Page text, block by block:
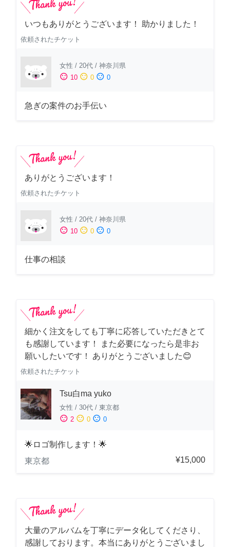
いつもありがとうございます！ 助かりました！
依頼されたチケット
女性 / 20代 / 神奈川県
sentiment_satisfied 10 sentiment_neutral 0 sentiment_dissatisfied 0
急ぎの案件のお手伝い
ありがとうございます！
依頼されたチケット
女性 / 20代 / 神奈川県
sentiment_satisfied 10 sentiment_neutral 0 sentiment_dissatisfied 0
仕事の相談
細かく注文をしても丁寧に応答していただきとて
も感謝しています！ また必要になったら是非お
願いしたいです！ ありがとうございました😊
依頼されたチケット
Tsu白ma yuko
女性 / 30代 / 東京都
sentiment_satisfied 2 sentiment_neutral 0 sentiment_dissatisfied 0
🌟ロゴ制作します！🌟
東京都
¥15,000
大量のアルバムを丁寧にデータ化してくださり、
感謝しております。本当にありがとうございまし